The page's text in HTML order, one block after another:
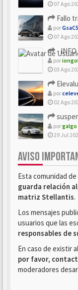
07 Ago
Fallo
porGsaC5
07 Ago
- INFO
por
03 Ago
por
02 Ago
porgalgo
29 Jul
AVISO
Esta comunidad
guarda relación
matriz Stellantis.
Los mensajes
usuarios que las
responsables de
En caso de existir
por favor,
moderadores